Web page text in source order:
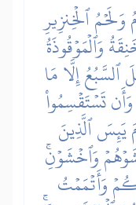
ٱلۡخِنزِيرِ
وَٱلۡمَوۡقُوذَةُ
ٱلسَّبُعُ إِلَّا مَا
تَسۡتَقۡسِمُواْ
يَئِسَ ٱلَّذِينَ
وَٱخۡشَوۡنِۚ
وَأَتۡمَمۡتُ